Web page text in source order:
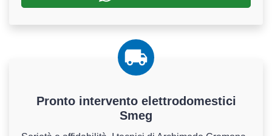
Pronto intervento elettrodomestici
Smeg